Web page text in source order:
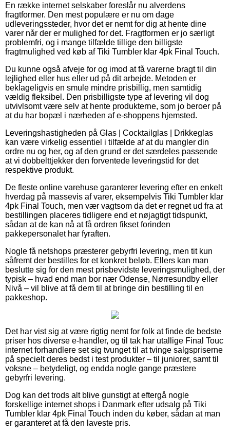
En række internet selskaber foreslår nu alverdens
fragtformer. Den mest populære er nu om dage
udleveringssteder, hvor det er nemt for dig at hente dine
varer når der er mulighed for det. Fragtformen er jo særligt
problemfri, og i mange tilfælde tillige den billigste
fragtmulighed ved køb af Tiki Tumbler klar 4pk Final Touch.
Du kunne også afveje for og imod at få varerne bragt til din
lejlighed eller hus eller ud på dit arbejde. Metoden er
beklageligvis en smule mindre prisbillig, men samtidig
vældig fleksibel. Den prisbilligste type af levering vil dog
utvivlsomt være selv at hente produkterne, som jo beroer på
at du har bopæl i nærheden af e-shoppens hjemsted.
Leveringshastigheden på Glas | Cocktailglas | Drikkeglas
kan være virkelig essentiel i tilfælde af at du mangler din
ordre nu og her, og af den grund er det særdeles passende
at vi dobbelttjekker den forventede leveringstid for det
respektive produkt.
De fleste online varehuse garanterer levering efter en enkelt
hverdag på massevis af varer, eksempelvis Tiki Tumbler klar
4pk Final Touch, men vær vagtsom da det er regnet ud fra at
bestillingen placeres tidligere end et nøjagtigt tidspunkt,
sådan at de kan nå at få ordren fikset forinden
pakkepersonalet har fyraften.
Nogle få netshops præsterer gebyrfri levering, men tit kun
såfremt der bestilles for et konkret beløb. Ellers kan man
beslutte sig for den mest prisbevidste leveringsmulighed, der
typisk – hvad end man bor nær Odense, Nørresundby eller
Nivå – vil blive at få dem til at bringe din bestilling til en
pakkeshop.
Det har vist sig at være rigtig nemt for folk at finde de bedste
priser hos diverse e-handler, og til tak har utallige Final Touc
internet forhandlere set sig tvunget til at tvinge salgspriserne
på specielt deres bedst i test produkter – til juniorer, samt til
voksne – betydeligt, og endda nogle gange præstere
gebyrfri levering.
Dog kan det trods alt blive gunstigt at eftergå nogle
forskellige internet shops i Danmark efter udsalg på Tiki
Tumbler klar 4pk Final Touch inden du køber, sådan at man
er garanteret at få den laveste pris.